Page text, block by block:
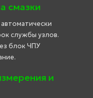
смазки
автоматически
службы узлов.
блок ЧПУ
и